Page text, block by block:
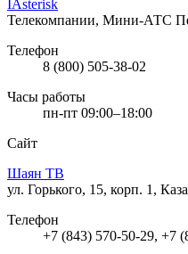
IAsterisk
Телекомпании, Мини-АТС
Телефон
8 (800) 505-38-02
Часы работы
пн-пт 09:00–18:00
Сайт
Шаян ТВ
ул. Горького, 15, корп. 1,
Телефон
+7 (843) 570-50-29, +7